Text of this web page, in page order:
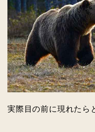
実際目の前に現れたら